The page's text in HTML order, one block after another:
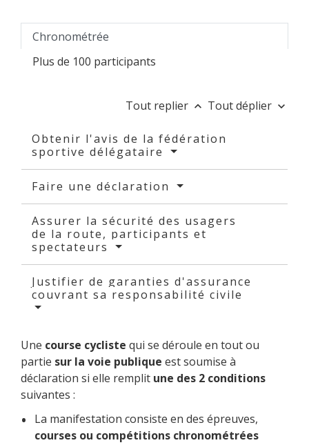
Chronométrée
Plus de 100 participants
Tout replier keyboard_arrow_up Tout déplier keyboard_arrow_down
Obtenir l'avis de la fédération
sportive délégataire
Faire une déclaration
Assurer la sécurité des usagers
de la route, participants et
spectateurs
Justifier de garanties d'assurance
couvrant sa responsabilité civile
Une course cycliste qui se déroule en tout ou
partie sur la voie publique est soumise à
déclaration si elle remplit une des 2 conditions
suivantes :
La manifestation consiste en des épreuves,
courses ou compétitions chronométrées